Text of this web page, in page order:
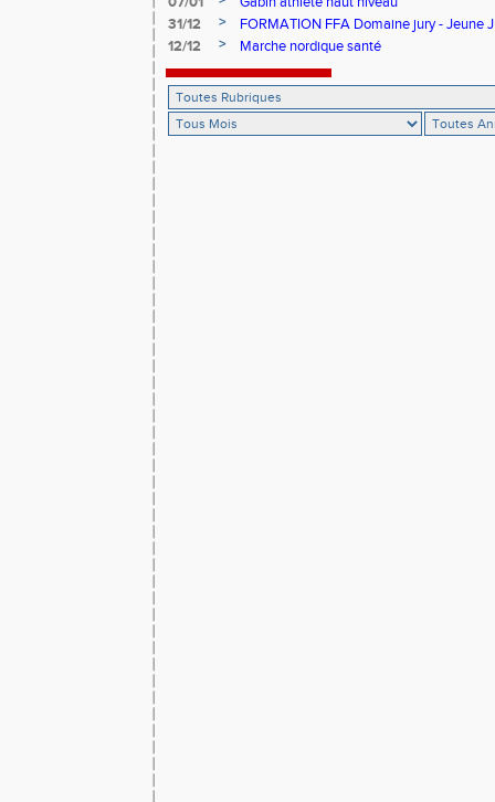
31/12
>
FORMATION FFA Domaine jury - Jeune
12/12
> Marche nordique santé